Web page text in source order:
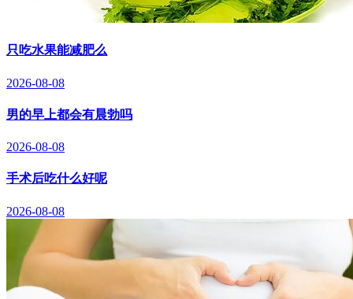
只吃水果能减肥么
2026-08-08
男的早上都会有晨勃吗
2026-08-08
手术后吃什么好呢
2026-08-08